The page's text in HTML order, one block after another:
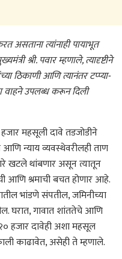
असताना त्यांनाही पायाभूत
श्री. पवार म्हणाले, त्यादृष्टीने
ठिकाणी आणि त्यानंतर टप्प्या-
वाहने उपलब्ध करून दिली
महसूली दावे तडजोडीने
न्याय व्यवस्थेवरीलही ताण
खटले थांबणार असून त्यातून
आणि श्रमाची बचत होणार आहे.
भांडणे संपतील, जमिनीच्या
घरात, गावात शांततेचे आणि
हजार दावेही अशा महसूल
काढावेत, असेही ते म्हणाले.